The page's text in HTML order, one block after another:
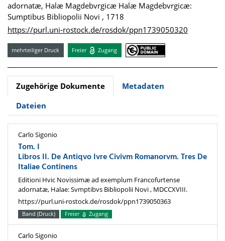
adornatæ, Halæ Magdebvrgicæ Halæ Magdebvrgicæ:
Sumptibus Bibliopolii Novi , 1718
https://purl.uni-rostock.de/rosdok/ppn1739050320
mehrteiliger Druck Freier Zugang
Zugehörige Dokumente
Metadaten
Dateien
Carlo Sigonio
Tom. I
Libros II. De Antiqvo Ivre Civivm Romanorvm. Tres De
Italiae Continens
Editioni Hvic Novissimæ ad exemplum Francofurtense
adornatæ, Halae: Svmptibvs Bibliopolii Novi , MDCCXVIII.
https://purl.uni-rostock.de/rosdok/ppn1739050363
Band (Druck) Freier Zugang
Carlo Sigonio